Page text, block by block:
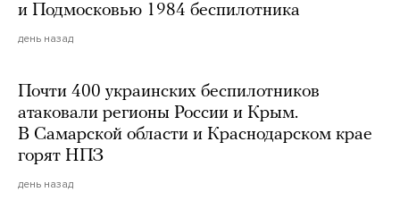
и Подмосковью 1984 беспилотника
день назад
Почти 400 украинских беспилотников
атаковали регионы России и Крым.
В Самарской области и Краснодарском крае
горят НПЗ
день назад